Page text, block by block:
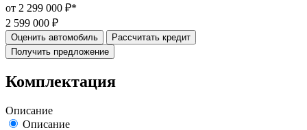
от 2 299 000 ₽*
2 599 000 ₽
Оценить автомобиль
Рассчитать кредит
Получить предложение
Комплектация
Описание
Описание